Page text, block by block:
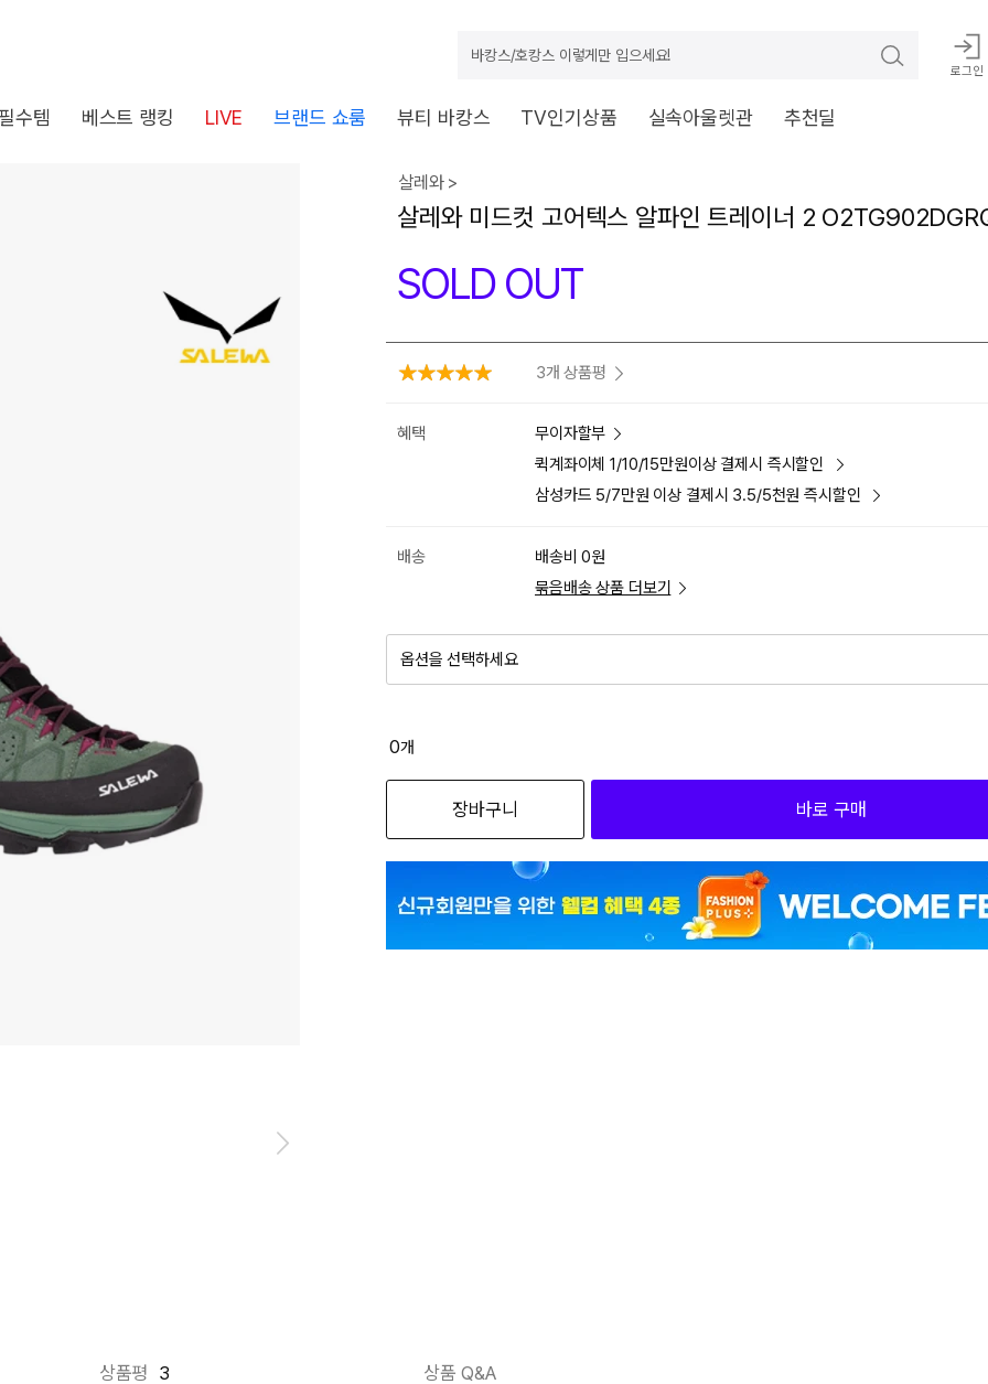
바캉스/호캉스 이렇게만 입으세요!
로그인
수템 베스트 랭킹 LIVE 브랜드 쇼룸 뷰티 바캉스 TV인기상품 실속아울렛관 추천딜
살레와 >
살레와 미드컷 고어텍스 알파인 트레이너 2
SOLD OUT
3개 상품평
혜택
무이자할부
퀵계좌이체 1/10/15만원이상 결제시 즉시할인
삼성카드 5/7만원 이상 결제시 3.5/5천원 즉시할인
배송
배송비 0원
묶음배송 상품 더보기
옵션을 선택하세요
0개
장바구니 바로 구매
상품평 3 상품 Q&A